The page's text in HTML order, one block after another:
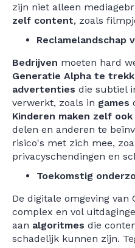
zijn niet alleen
zelf content, zoals
Reclamelandschap
Bedrijven moeten hard
Generatie Alpha te
advertenties die subtiel
verwerkt, zoals in games
Kinderen maken zelf
delen en anderen te
risico's met zich mee,
privacyschendingen en
Toekomstig
De digitale omgeving van
complex en vol
aan algoritmes die
schadelijk kunnen zijn.